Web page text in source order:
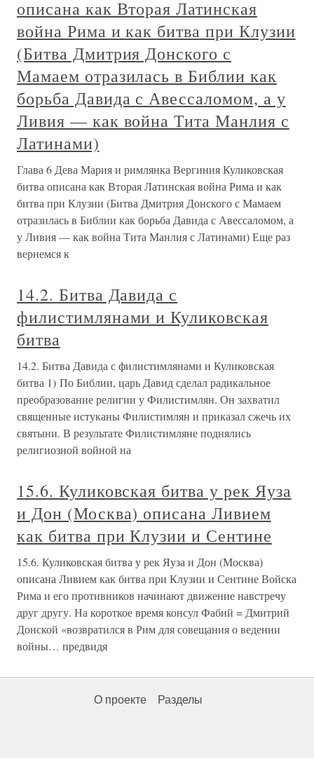
описана как Вторая Латинская
война Рима и как битва при Клузии
(Битва Дмитрия Донского с
Мамаем отразилась в Библии как
борьба Давида с Авессаломом, а у
Ливия — как война Тита Манлия с
Латинами)
Глава 6 Дева Мария и римлянка Вергиния Куликовская
битва описана как Вторая Латинская война Рима и как
битва при Клузии (Битва Дмитрия Донского с Мамаем
отразилась в Библии как борьба Давида с Авессаломом, а
у Ливия — как война Тита Манлия с Латинами) Еще раз
вернемся к
14.2. Битва Давида с
филистимлянами и Куликовская
битва
14.2. Битва Давида с филистимлянами и Куликовская
битва 1) По Библии, царь Давид сделал радикальное
преобразование религии у Филистимлян. Он захватил
священные истуканы Филистимлян и приказал сжечь их
святыни. В результате Филистимляне поднялись
религиозной войной на
15.6. Куликовская битва у рек Яуза
и Дон (Москва) описана Ливием
как битва при Клузии и Сентине
15.6. Куликовская битва у рек Яуза и Дон (Москва)
описана Ливием как битва при Клузии и Сентине Войска
Рима и его противников начинают движение навстречу
друг другу. На короткое время консул Фабий = Дмитрий
Донской «возвратился в Рим для совещания о ведении
войны… предвидя
О проекте Разделы